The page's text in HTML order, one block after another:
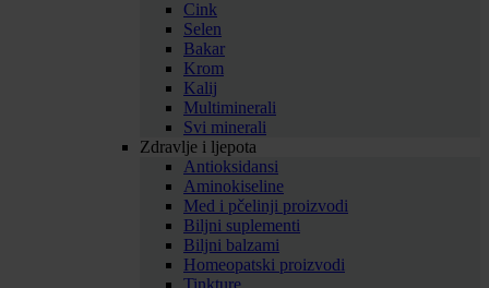
Cink
Selen
Bakar
Krom
Kalij
Multiminerali
Svi minerali
Zdravlje i ljepota
Antioksidansi
Aminokiseline
Med i pčelinji proizvodi
Biljni suplementi
Biljni balzami
Homeopatski proizvodi
Tinkture